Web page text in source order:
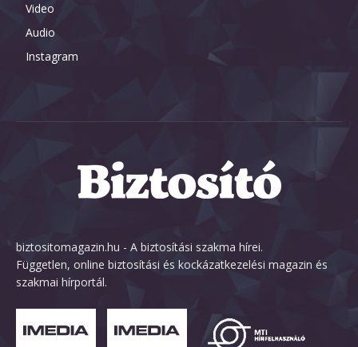
Video
Audio
Instagram
biztositomagazin.hu - A biztosítási szakma hírei.
Független, online biztosítási és kockázatkezelési magazin és
szakmai hírportál.